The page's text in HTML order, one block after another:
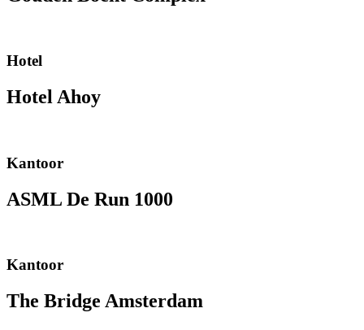
Hotel
Hotel Ahoy
Kantoor
ASML De Run 1000
Kantoor
The Bridge Amsterdam